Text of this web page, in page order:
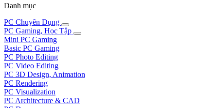
Danh mục
PC Chuyên Dụng
PC Gaming, Học Tập
Mini PC Gaming
Basic PC Gaming
PC Photo Editing
PC Video Editing
PC 3D Design, Animation
PC Rendering
PC Visualization
PC Architecture & CAD